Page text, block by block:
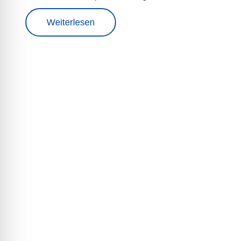
Weiterlesen